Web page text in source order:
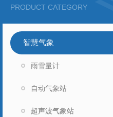
PRODUCT CATEGORY
智慧气象
雨雪量计
自动气象站
超声波气象站